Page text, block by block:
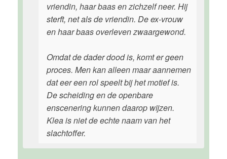
vriendin, haar baas en zichzelf neer. Hij
sterft, net als de vriendin. De ex-vrouw
en haar baas overleven zwaargewond.
Omdat de dader dood is, komt er geen
proces. Men kan alleen maar aannemen
dat eer een rol speelt bij het motief is.
De scheiding en de openbare
enscenering kunnen daarop wijzen.
Klea is niet de echte naam van het
slachtoffer.